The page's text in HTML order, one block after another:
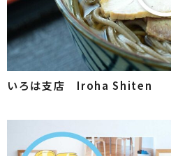
いろは支店 Iroha Shiten